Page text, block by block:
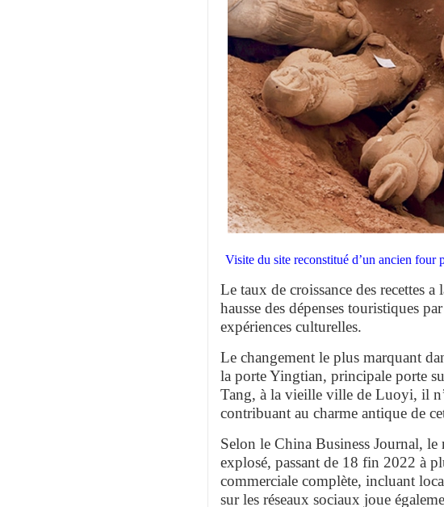
Visite du site reconstitué d’un ancien
Le taux de croissance des recettes
hausse des dépenses touristiques
expériences culturelles.
Le changement le plus marquant
la porte Yingtian, principale porte
Tang, à la vieille ville de Luoyi, il
contribuant au charme antique de
Selon le China Business Journal,
explosé, passant de 18 fin 2022 à
commerciale complète, incluant
sur les réseaux sociaux joue